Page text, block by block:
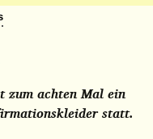
achten Mal ein
statt.